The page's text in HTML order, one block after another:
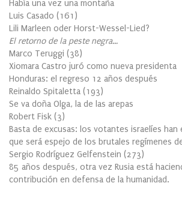
Había una vez una montaña
Luis Casado (161 )
Lili Marleen oder Horst-Wessel-Lied?
El retorno de la peste negra…
Marco Teruggi (38)
Xiomara Castro juró como nueva presidenta
Honduras: el regreso 12 años después
Reinaldo Spitaletta (193)
Se va doña Olga, la de las arepas
Robert Fisk (3)
Basta de excusas: los votantes israelíes han
que será espejo de los brutales regímenes
Sergio Rodríguez Gelfenstein (273)
85 años después, otra vez Rusia está
contribución en defensa de la humanidad.